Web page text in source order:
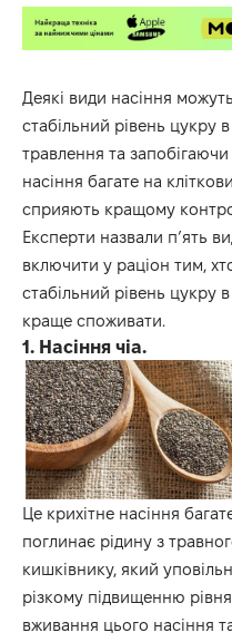
Деякі види насіння
стабільний рівень цукру
травлення та
насіння багате на
сприяють кращому
Експерти назвали п’ять
включити у раціон тим,
стабільний рівень цукру
краще споживати.
1. Насіння чіа.
Це крихітне насіння
поглинає рідину з
кишківнику, який
різкому підвищенню
вживання цього насіння